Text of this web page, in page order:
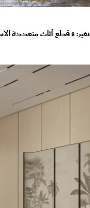
ديكور المنزل الصغير: 8 قطع أثاث